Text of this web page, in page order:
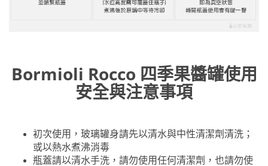
Bormioli Rocco 四季果醬罐使用
安全與注意事項
初次使用，玻璃罐身請先以清水與中性清潔劑清洗；
或以熱水煮沸消毒
瓶蓋請以清水手洗，請勿使用任何清潔劑，也請勿使